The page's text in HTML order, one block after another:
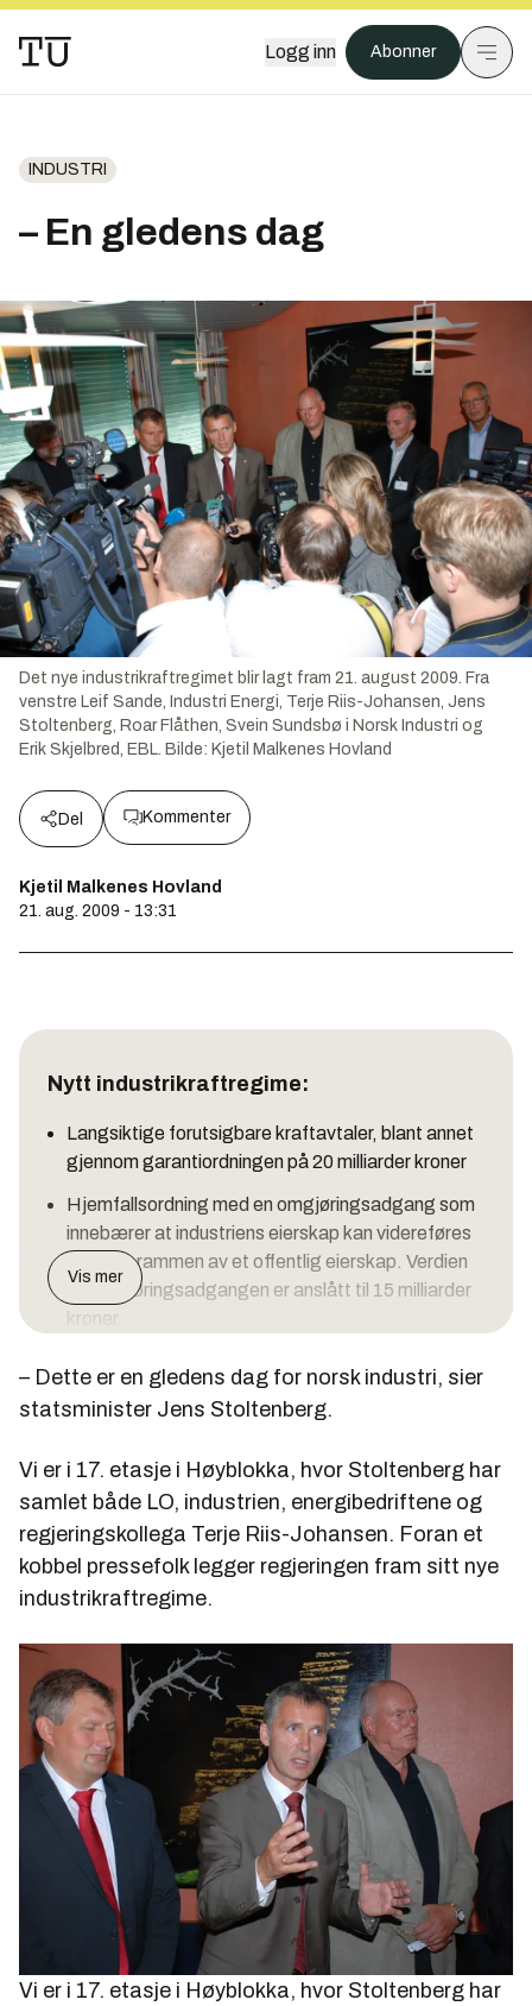
Logg inn Abonner
INDUSTRI
– En gledens dag
Det nye industrikraftregimet blir lagt fram 21. august 2009. Fra
venstre Leif Sande, Industri Energi, Terje Riis-Johansen, Jens
Stoltenberg, Roar Flåthen, Svein Sundsbø i Norsk Industri og
Erik Skjelbred, EBL. Bilde: Kjetil Malkenes Hovland
Del Kommenter
Kjetil Malkenes Hovland
21. aug. 2009 - 13:31
Nytt industrikraftregime:
Langsiktige forutsigbare kraftavtaler, blant annet
gjennom garantiordningen på 20 milliarder kroner
Hjemfallsordning med en omgjøringsadgang som
innebærer at industriens eierskap kan videreføres
innenfor rammen av et offentlig eierskap. Verdien
av omgjøringsadgangen er anslått til 15 milliarder
kroner.
vannkraftproduksjon kan leies ut for perioder på
inntil 15 år
Støtte til energieffektivisering i industrien. Siden
2001 har Enova inngått kontrakter for over 11 TWh
innen fornybar energi og energieffektivisering. En
tredjedel av dette resultatet har kommet gjennom
Enovas programmer rettet mot industrien. Til
sammen har industrien fått en støtte på rundt 650
God kraftbalanse og utbygging av ny kraft
Innkjøpskonsortier. Det er etablert en
støtteordning på 40 millioner kroner under
Innovasjon Norge som kan gi støtte til bedrifter
som deltar i innkjøpskonsortier for kraft
Kilde: regjeringen.no
Vis mer
– Dette er en gledens dag for norsk industri, sier
statsminister Jens Stoltenberg.
Vi er i 17. etasje i Høyblokka, hvor Stoltenberg har
samlet både LO, industrien, energibedriftene og
regjeringskollega Terje Riis-Johansen. Foran et
kobbel pressefolk legger regjeringen fram sitt nye
industrikraftregime.
Vi er i 17. etasje i Høyblokka, hvor Stoltenberg har